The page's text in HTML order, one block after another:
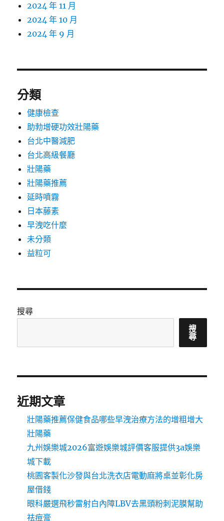
2024 年 11 月
2024 年 10 月
2024 年 9 月
分類
健康檢查
助勃增硬功效壯陽藥
台北中醫減肥
台北高級餐廳
壯陽藥
壯陽藥推薦
延時噴霧
日本藤素
早洩吃什麼
未分類
益粒可
搜尋
搜
尋
近期文章
壯陽藥推薦保健食品哪些早洩治療方法的增粗增大
壯陽藥
九州娛樂城2026富遊娛樂城評價客服提供3a娛樂
城下載
桃園客製化沙發與台北洗衣店電動麻將桌並彰化房
屋借錢
眼科嚴選飛秒雷射白內障LBV去黑頭粉刺泥膜幫助
祛痘膏